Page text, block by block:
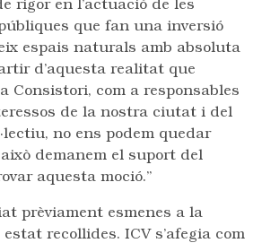
rigor en l’actuació de les
que fan una inversió
espais naturals amb absoluta
d’aquesta realitat que
Consistori, com a responsables
de la nostra ciutat i del
no ens podem quedar
demanem el suport del
aquesta moció.”
prèviament esmenes a la
recollides. ICV s’afegia com